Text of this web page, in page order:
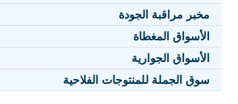
مخبر مراقبة الجودة
الأسواق المغطاة
الأسواق الجوارية
سوق الجملة للمنتوجات الفلاحية